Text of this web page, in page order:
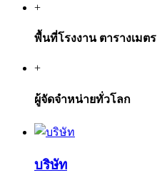
+
พื้นที่โรงงาน ตารางเมตร
+
ผู้จัดจำหน่ายทั่วโลก
บริษัท